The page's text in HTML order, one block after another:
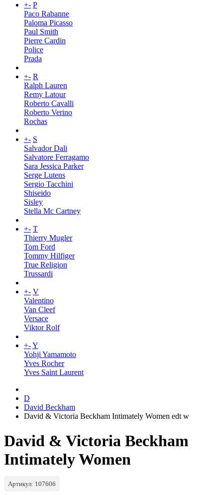
+- P
Paco Rabanne
Paloma Picasso
Paul Smith
Pierre Cardin
Police
Prada
+- R
Ralph Lauren
Remy Latour
Roberto Cavalli
Roberto Verino
Rochas
+- S
Salvador Dali
Salvatore Ferragamo
Sara Jessica Parker
Serge Lutens
Sergio Tacchini
Shiseido
Sisley
Stella Mc Cartney
+- T
Thierry Mugler
Tom Ford
Tommy Hilfiger
True Religion
Trussardi
+- V
Valentino
Van Cleef
Versace
Viktor Rolf
+-Y
Yohji Yamamoto
Yves Rocher
Yves Saint Laurent
D
David Beckham
David & Victoria Beckham Intimately Women edt w
David & Victoria Beckham
Intimately Women
Артикул: 107606